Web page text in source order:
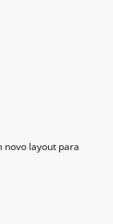
novo layout para